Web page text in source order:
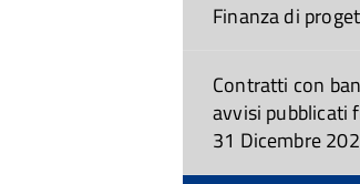
Finanza di
Contratti con
avvisi pubblicati
31 Dicembre